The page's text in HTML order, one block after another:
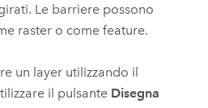
Le barriere possono
raster o come feature.
un layer utilizzando il
il pulsante Disegna